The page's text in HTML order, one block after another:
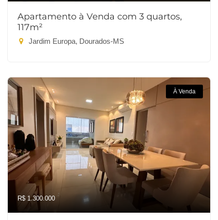
Apartamento à Venda com 3 quartos,
117m²
Jardim Europa, Dourados-MS
À Venda
R$ 1.300.000